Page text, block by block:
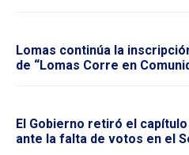
Lomas continúa la
de “Lomas Corre en
El Gobierno retiró el
ante la falta de votos en el